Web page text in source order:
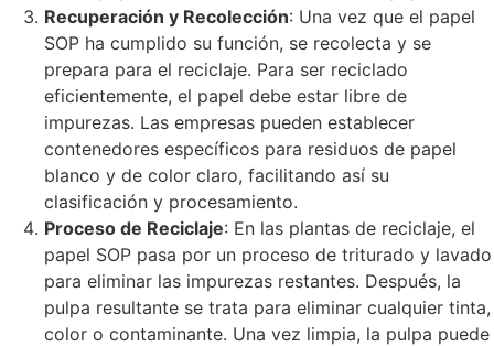
Recuperación y Recolección: Una vez que el papel
SOP ha cumplido su función, se recolecta y se
prepara para el reciclaje. Para ser reciclado
eficientemente, el papel debe estar libre de
impurezas. Las empresas pueden establecer
contenedores específicos para residuos de papel
blanco y de color claro, facilitando así su
clasificación y procesamiento.
Proceso de Reciclaje: En las plantas de reciclaje, el
papel SOP pasa por un proceso de triturado y lavado
para eliminar las impurezas restantes. Después, la
pulpa resultante se trata para eliminar cualquier tinta,
color o contaminante. Una vez limpia, la pulpa puede